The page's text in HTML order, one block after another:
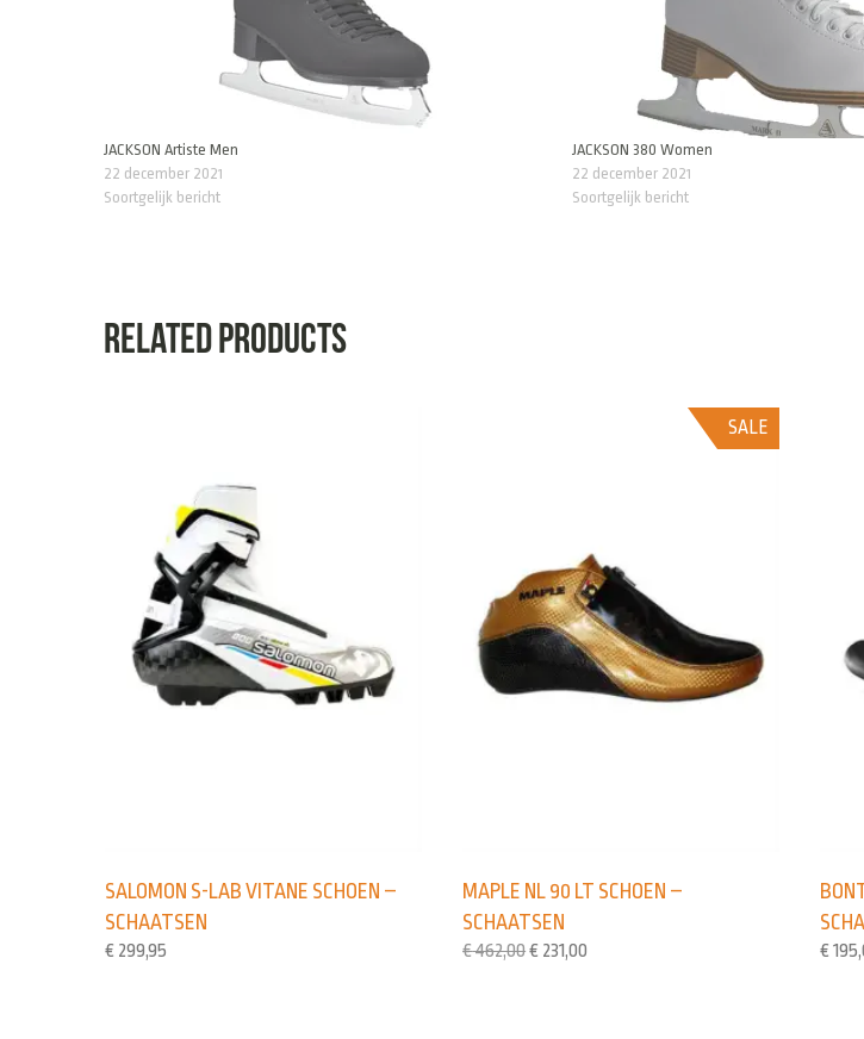
JACKSON Artiste Men
22 december 2021
Soortgelijk bericht
JACKSON 380 Women
22 december 2021
Soortgelijk bericht
Related products
SALOMON S-LAB VITANE SCHOEN –
SCHAATSEN
€ 299,95
SALE
MAPLE NL 90 LT SCHOEN –
SCHAATSEN
€462,00€ 231,00 €